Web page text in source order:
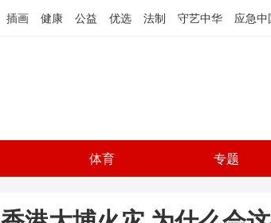
插画 健康 公益 优选 法制 守艺中华 应急中
体育 专题